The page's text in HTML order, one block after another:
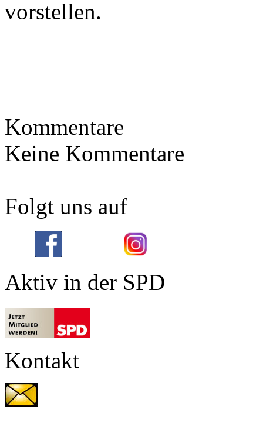
vorstellen.
Kommentare
Keine Kommentare
Folgt uns auf
Aktiv in der SPD
Kontakt